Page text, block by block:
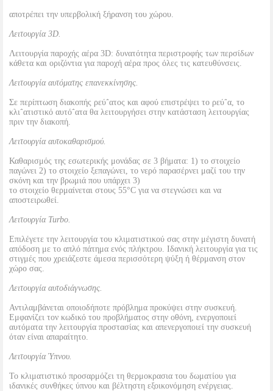
αποτρέπει την υπερβολική ξήρανση του χώρου.
Λειτουργία 3D.
Λειτουργία παροχής αέρα 3D: δυνατότητα περιστροφής των περσίδων
κάθετα και οριζόντια για παροχή αέρα προς όλες τις κατευθύνσεις.
Λειτουργία αυτόματης επανεκκίνησης.
Σε περίπτωση διακοπής ρεύ΅ατος και αφού επιστρέψει το ρεύ΅α, το
κλι΅ατιστικό αυτό΅ατα θα λειτουργήσει στην κατάσταση λειτουργίας
πριν την διακοπή.
Λειτουργία αυτοκαθαρισμού.
Καθαρισμός της εσωτερικής μονάδας σε 3 βήματα: 1) το στοιχείο
παγώνει 2) το στοιχείο ξεπαγώνει, το νερό παρασέρνει μαζί του την
σκόνη και την βρωμιά που υπάρχει 3)
το στοιχείο θερμαίνεται στους 55°C για να στεγνώσει και να
αποστειρωθεί.
Λειτουργία Turbo.
Επιλέγετε την λειτουργία του κλιματιστικού σας στην μέγιστη δυνατή
απόδοση με το απλό πάτημα ενός πλήκτρου. Ιδανική λειτουργία για τις
στιγμές που χρειάζεστε άμεσα περισσότερη ψύξη ή θέρμανση στον
χώρο σας.
Λειτουργία αυτοδιάγνωσης.
Αντιλαμβάνεται οποιοδήποτε πρόβλημα προκύψει στην συσκευή.
Εμφανίζει τον κωδικό του προβλήματος στην οθόνη, ενεργοποιεί
αυτόματα την λειτουργία προστασίας και απενεργοποιεί την συσκευή
όταν είναι απαραίτητο.
Λειτουργία Ύπνου.
Το κλιματιστικό προσαρμόζει τη θερμοκρασια του δωματίου για
ιδανικές συνθήκες ύπνου και βέλτηστη εξοικονόμηση ενέργειας.